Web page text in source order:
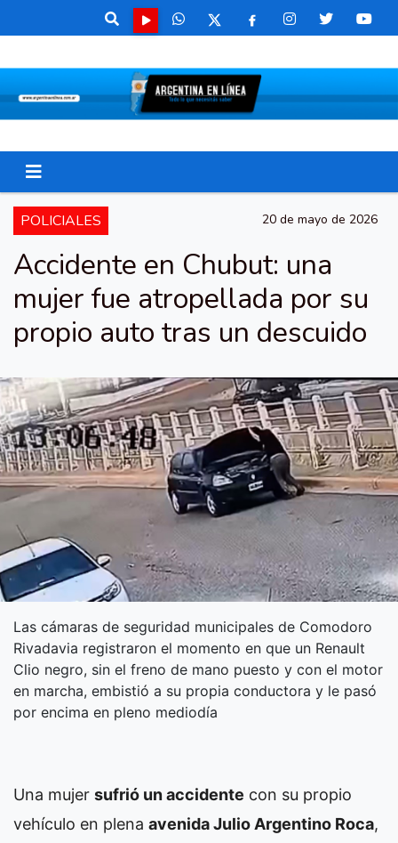
POLICIALES 20 de mayo de 2026
Accidente en Chubut: una
mujer fue atropellada por su
propio auto tras un descuido
Las cámaras de seguridad municipales de Comodoro
Rivadavia registraron el momento en que un Renault
Clio negro, sin el freno de mano puesto y con el motor
en marcha, embistió a su propia conductora y le pasó
por encima en pleno mediodía
Una mujer sufrió un accidente con su propio
vehículo en plena avenida Julio Argentino Roca,